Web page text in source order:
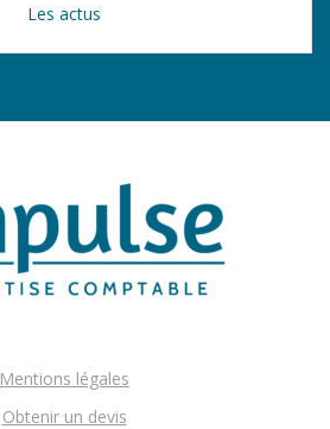
Les actus
Mentions légales
Obtenir un devis